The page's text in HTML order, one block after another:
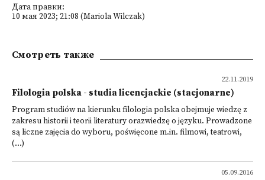
Дата правки:
10 мая 2023; 21:08 (Mariola Wilczak)
Смотреть также
22.11.2019
Filologia polska - studia licencjackie (stacjonarne)
Program studiów na kierunku filologia polska obejmuje wiedzę z
zakresu historii i teorii literatury orazwiedzę o języku. Prowadzone
są liczne zajęcia do wyboru, poświęcone m.in. filmowi, teatrowi,
(...)
05.09.2016